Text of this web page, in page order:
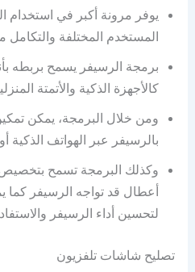
يوفر مرونة أكبر في استخدام
المستخدم المختلفة والتكامل
برمجة الرسيفر يسمح بربطه
كالأجهزة الذكية والأتمتة
ومن خلال البرمجة، يمكن
بالرسيفر عبر الهواتف الذكية
وكذلك البرمجة تسمح
أعطال قد تواجه الرسيفر كما
لتحسين أداء الرسيفر
تصليح شاشات تلفزيون